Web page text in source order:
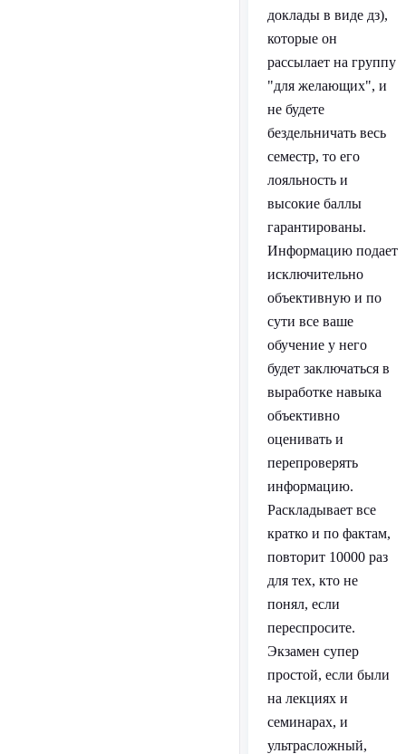
доклады в виде дз),
которые он
рассылает на группу
"для желающих", и
не будете
бездельничать весь
семестр, то его
лояльность и
высокие баллы
гарантированы.
Информацию подает
исключительно
объективную и по
сути все ваше
обучение у него
будет заключаться в
выработке навыка
объективно
оценивать и
перепроверять
информацию.
Раскладывает все
кратко и по фактам,
повторит 10000 раз
для тех, кто не
понял, если
переспросите.
Экзамен супер
простой, если были
на лекциях и
семинарах, и
ультрасложный,